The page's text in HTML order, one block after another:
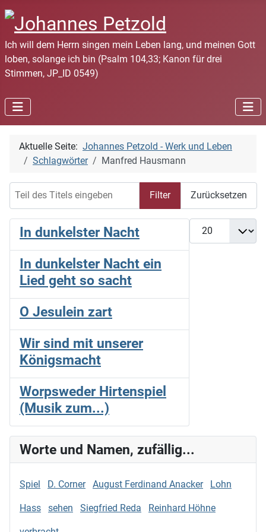
Ich will dem Herrn singen mein Leben lang, und meinen Gott
loben, solange ich bin (Psalm 104,33; Kanon für drei
Stimmen, JP_ID 0549)
Aktuelle Seite: Johannes Petzold - Werk und Leben
Schlagwörter
Manfred Hausmann
Filter Zurücksetzen
Anzeige #
In dunkelster Nacht
In dunkelster Nacht ein
Lied geht so sacht
O Jesulein zart
Wir sind mit unserer
Königsmacht
Worpsweder Hirtenspiel
(Musik zum...)
Worte und Namen, zufällig...
Spiel D. Corner August Ferdinand Anacker Lohn
Hass sehen Siegfried Reda Reinhard Höhne